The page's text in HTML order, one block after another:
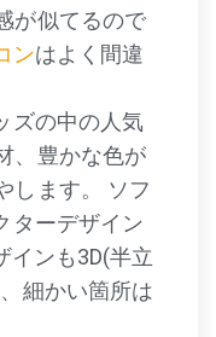
が似てるので
ンはよく間違
ズの中の人気
、豊かな色が
します。 ソフ
ターデザイン
インも3D(半立
細かい箇所は